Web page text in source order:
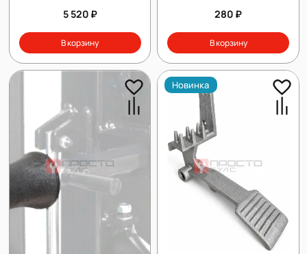
5 520 ₽
В корзину
280 ₽
В корзину
Новинка